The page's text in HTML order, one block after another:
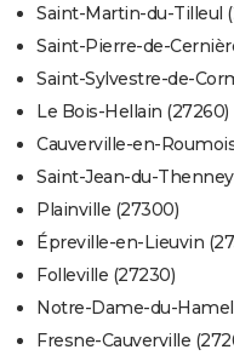
Saint-Martin-du-Tilleul
Saint-Pierre-de-
Saint-Sylvestre-de-
Le Bois-Hellain (27260)
Cauverville-en-
Saint-Jean-du-
Plainville (27300)
Épreville-en-Lieuvin
Folleville (27230)
Notre-Dame-du-Hamel
Fresne-Cauverville